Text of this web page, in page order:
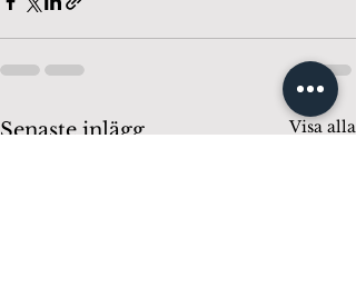
Senaste inlägg Visa alla